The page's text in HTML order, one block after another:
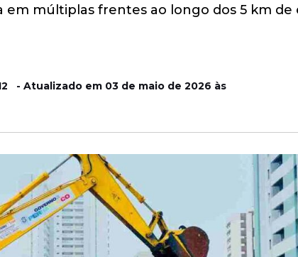
múltiplas frentes ao longo dos 5 km
- Atualizado em 03 de maio de 2026 às